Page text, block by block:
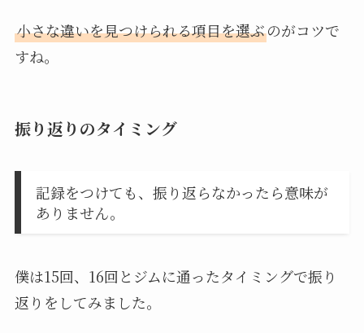
小さな違いを見つけられる項目を選ぶのがコツで
すね。
振り返りのタイミング
記録をつけても、振り返らなかったら意味が
ありません。
僕は15回、16回とジムに通ったタイミングで振り
返りをしてみました。